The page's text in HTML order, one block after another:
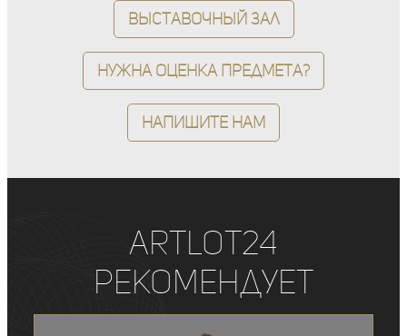
Выставочный зал
Нужна оценка предмета?
Напишите нам
ArtLot24
рекомендует